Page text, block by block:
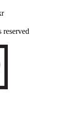
reserved